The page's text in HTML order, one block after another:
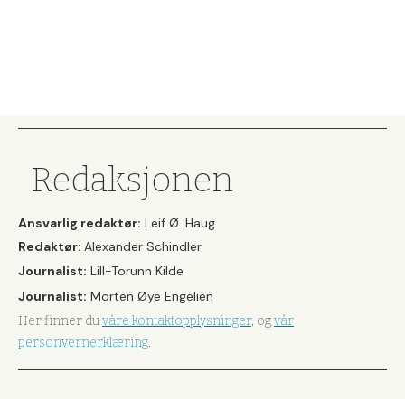
Redaksjonen
Ansvarlig redaktør: Leif Ø. Haug
Redaktør: Alexander Schindler
Journalist: Lill-Torunn Kilde
Journalist: Morten Øye Engelien
Her finner duvåre kontaktopplysninger, ogvår
personvernerklæring.